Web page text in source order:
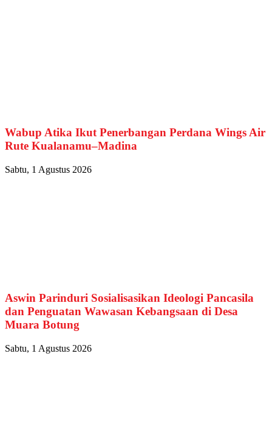
Wabup Atika Ikut Penerbangan Perdana Wings Air
Rute Kualanamu–Madina
Sabtu, 1 Agustus 2026
Aswin Parinduri Sosialisasikan Ideologi Pancasila
dan Penguatan Wawasan Kebangsaan di Desa
Muara Botung
Sabtu, 1 Agustus 2026